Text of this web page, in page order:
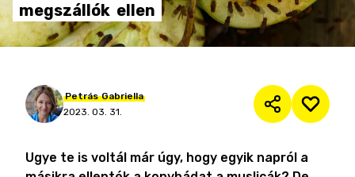
megszállók ellen
Petrás Gabriella
2023. 03. 31.
Ugye te is voltál már úgy, hogy egyik napról a